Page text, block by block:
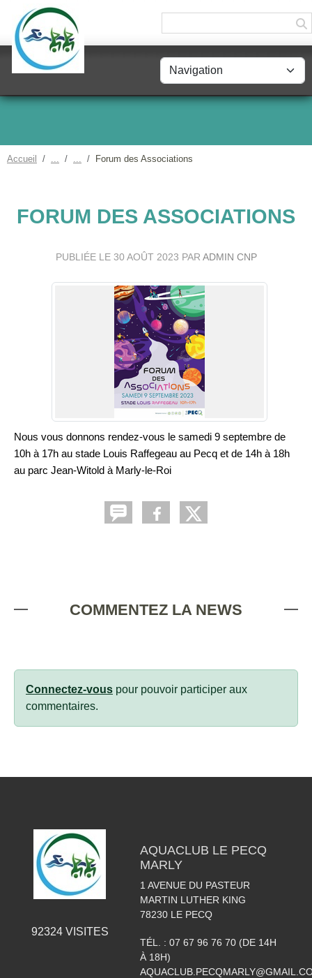
Accueil Forum des Associations
FORUM DES ASSOCIATIONS
PUBLIÉE LE 30 AOÛT 2023 PAR ADMIN CNP
Nous vous donnons rendez-vous le samedi 9 septembre de
10h à 17h au stade Louis Raffegeau au Pecq et de 14h à 18h
au parc Jean-Witold à Marly-le-Roi
COMMENTEZ LA NEWS
Connectez-vous pour pouvoir participer aux
commentaires.
92324VISITES
AQUACLUB LE PECQ
MARLY
1 AVENUE DU PASTEUR
MARTIN LUTHER KING
78230 LE PECQ
TÉL. : 07 67 96 76 70 (DE 14H
À 18H)
Panneau de gestion des cookies